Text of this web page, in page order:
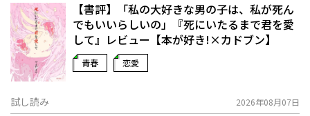
【書評】「私の大好きな男の子は、私が死ん
でもいいらしいの」――『死にいたるまで君を愛
して』レビュー【本が好き!×カドブン】
青春 恋愛
試し読み 2026年08月07日